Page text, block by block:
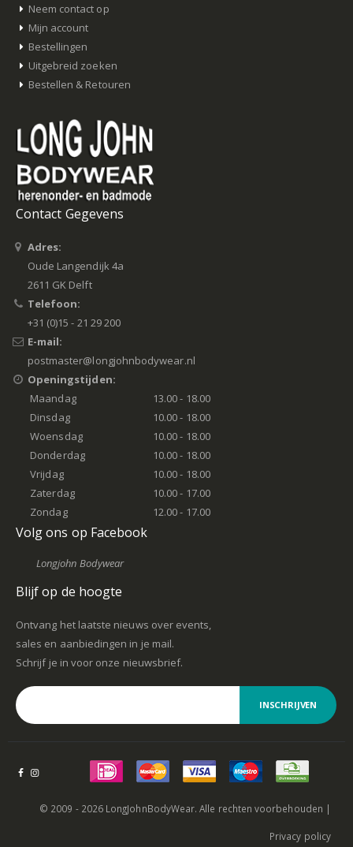
Neem contact op
Mijn account
Bestellingen
Uitgebreid zoeken
Bestellen & Retouren
Contact Gegevens
Adres:
Oude Langendijk 4a
2611 GK Delft
Telefoon:
+31 (0)15 - 21 29 200
E-mail:
postmaster@longjohnbodywear.nl
Openingstijden:
Maandag
13.00 - 18.00
Dinsdag
10.00 - 18.00
Woensdag
10.00 - 18.00
Donderdag
10.00 - 18.00
Vrijdag
10.00 - 18.00
Zaterdag
10.00 - 17.00
Zondag
12.00 - 17.00
Volg ons op Facebook
Longjohn Bodywear
Blijf op de hoogte
Ontvang het laatste nieuws over events,
sales en aanbiedingen in je mail.
Schrijf je in voor onze nieuwsbrief.
INSCHRIJVEN
© 2009 - 2026 LongJohnBodyWear. Alle rechten voorbehouden |
Privacy policy